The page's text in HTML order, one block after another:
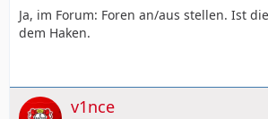
Ja, im Forum: Foren an/aus stellen. Ist
dem Haken.
v1nce